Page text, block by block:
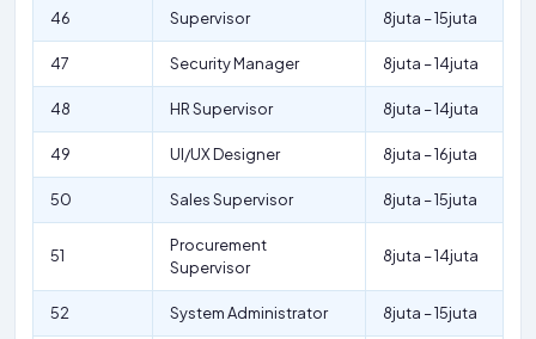
46 Supervisor 8juta – 15juta
47 Security Manager 8juta – 14juta
48 HR Supervisor 8juta – 14juta
49 UI/UX Designer 8juta – 16juta
50 Sales Supervisor 8juta – 15juta
51
Procurement
Supervisor
8juta – 14juta
52 System Administrator 8juta – 15juta